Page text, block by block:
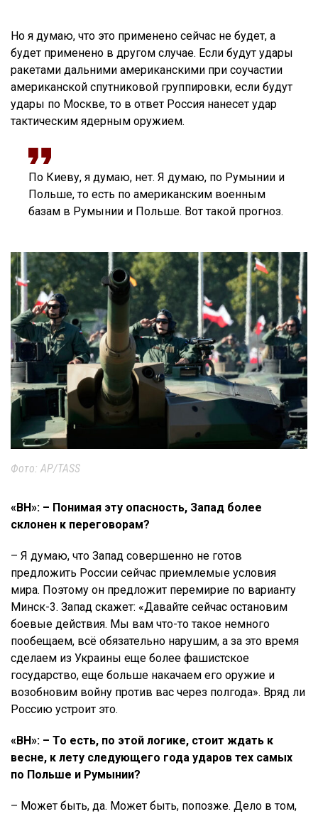
Но я думаю, что это применено сейчас не будет, а
будет применено в другом случае. Если будут удары
ракетами дальними американскими при соучастии
американской спутниковой группировки, если будут
удары по Москве, то в ответ Россия нанесет удар
тактическим ядерным оружием.
По Киеву, я думаю, нет. Я думаю, по Румынии и
Польше, то есть по американским военным
базам в Румынии и Польше. Вот такой прогноз.
Фото: AP/TASS
«ВН»: – Понимая эту опасность, Запад более
склонен к переговорам?
– Я думаю, что Запад совершенно не готов
предложить России сейчас приемлемые условия
мира. Поэтому он предложит перемирие по варианту
Минск-3. Запад скажет: «Давайте сейчас остановим
боевые действия. Мы вам что-то такое немного
пообещаем, всё обязательно нарушим, а за это время
сделаем из Украины еще более фашистское
государство, еще больше накачаем его оружие и
возобновим войну против вас через полгода». Вряд ли
Россию устроит это.
«ВН»: – То есть, по этой логике, стоит ждать к
весне, к лету следующего года ударов тех самых
по Польше и Румынии?
– Может быть, да. Может быть, попозже. Дело в том,